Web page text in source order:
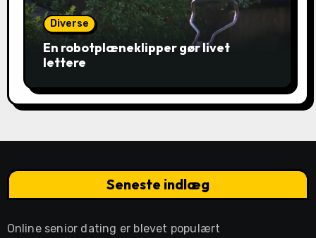
Diverse
En robotplæneklipper gør livet
lettere
Seneste indlæg
Online senior dating er blevet populært